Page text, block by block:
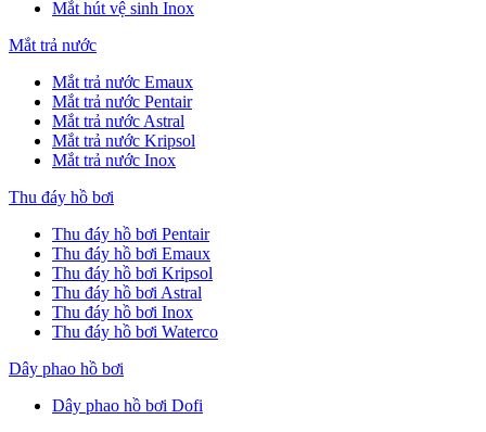
Mắt hút vệ sinh Inox
Mắt trả nước
Mắt trả nước Emaux
Mắt trả nước Pentair
Mắt trả nước Astral
Mắt trả nước Kripsol
Mắt trả nước Inox
Thu đáy hồ bơi
Thu đáy hồ bơi Pentair
Thu đáy hồ bơi Emaux
Thu đáy hồ bơi Kripsol
Thu đáy hồ bơi Astral
Thu đáy hồ bơi Inox
Thu đáy hồ bơi Waterco
Dây phao hồ bơi
Dây phao hồ bơi Dofi